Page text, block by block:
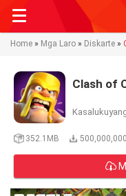
Home » Mga Laro » Diskarte »
Clash of
352.1MB